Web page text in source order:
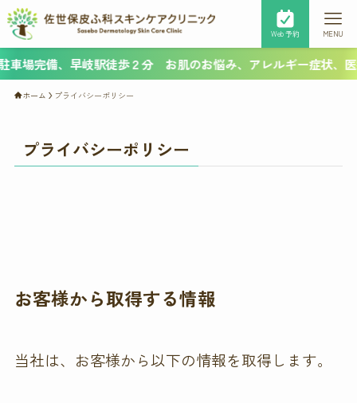
Web予約 MENU
完備、早岐駅徒歩２分 お肌のお悩み、アレルギー症状、医療
ホーム プライバシーポリシー
プライバシーポリシー
お客様から取得する情報
当社は、お客様から以下の情報を取得します。